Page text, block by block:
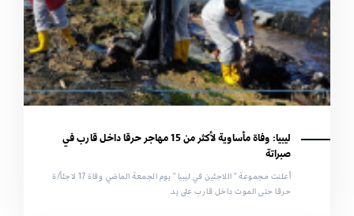
ليبيا: وفاة مأساوية لأكثر من 15 مهاجر حرقا داخل قارب في
صبراتة
أعلنت مجموعة " اللاجئين في ليبيا " يوم الجمعة الماضي وفاة 17 لاجئاً/ة
حرقا حتى الموت داخل ‎قارب على يد